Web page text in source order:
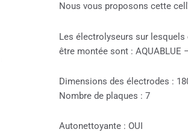
Nous vous proposons cette
Les électrolyseurs sur
être montée sont : AQUABLUE
Dimensions des électrodes :
Nombre de plaques : 7
Autonettoyante : OUI